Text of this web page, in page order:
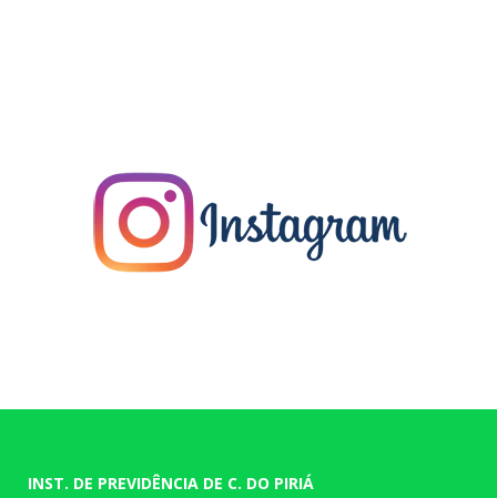
INST. DE PREVIDÊNCIA DE C. DO PIRIÁ